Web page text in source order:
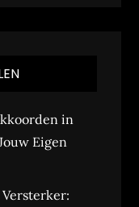
in
Eigen